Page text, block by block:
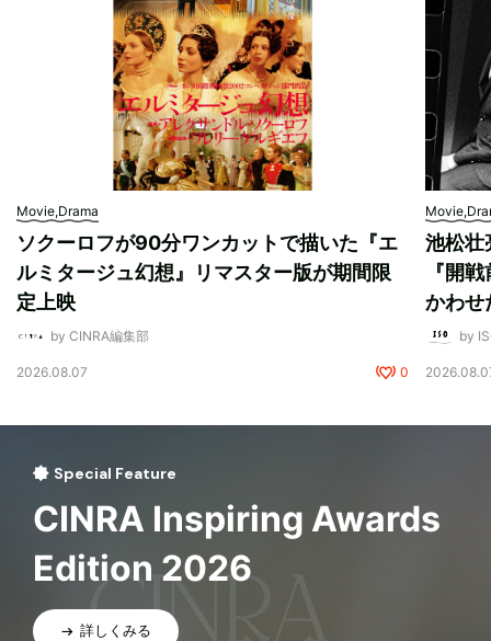
Movie,Drama
ソクーロフが90分ワンカットで描いた『エ
ルミタージュ幻想』リマスター版が期間限
定上映
by CINRA編集部
2026.08.07 0
池松壮
『開
かわせ
by
Special Feature
CINRA Inspiring Awards
Edition 2026
詳しくみる